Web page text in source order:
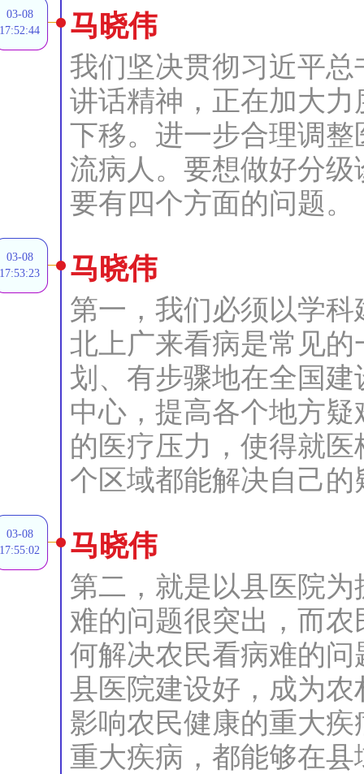
03-08
17:52:44
马晓伟
我们坚决贯彻习近平
讲话精神，正在加大
下移。进一步合理调
流病人。要想做好分
要有四个方面的问题。
03-08
17:53:23
马晓伟
第一，我们必须以学
北上广来看病是常见
划、有步骤地在全国
中心，提高各个地方
的医疗压力，使得就
个区域都能解决自己
03-08
17:55:02
马晓伟
第二，就是以县医院
难的问题很突出，而
何解决农民看病难的
县医院建设好，成为
影响农民健康的重大
重大疾病，都能够在